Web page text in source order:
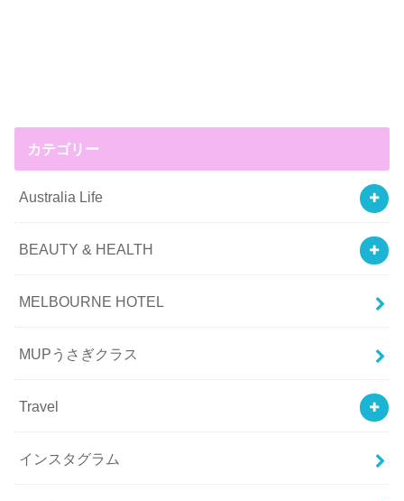
カテゴリー
Australia Life
BEAUTY & HEALTH
MELBOURNE HOTEL
MUPうさぎクラス
Travel
インスタグラム